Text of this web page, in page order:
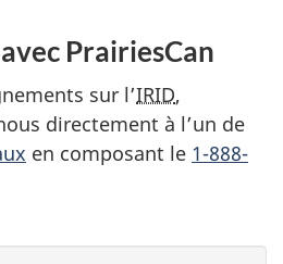
PrairiesCan
sur l’IRID,
directement à l’un de
en composant le 1-888-